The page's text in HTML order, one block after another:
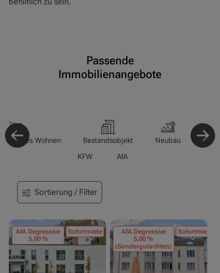
Passende
Immobilienangebote
Wohnen Bestandsobjekt Neubau
KFW
AfA
Sortierung / Filter
AfA Degressive
5,00 %
Sofortmiete
AfA Degressive
5,00 %
(Sondergutachten)
Sofortmiete